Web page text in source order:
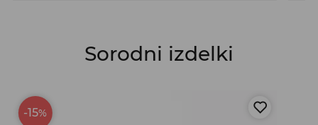
Sorodni izdelki
-15%